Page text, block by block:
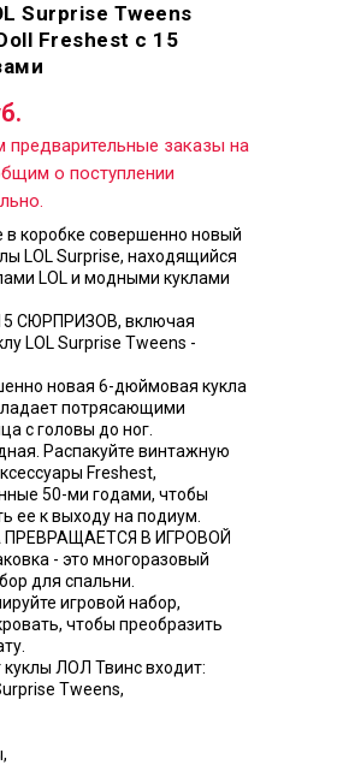
Surprise Tweens
Freshest с 15
в коробке совершенно новый
LOL Surprise, находящийся
LOL и модными куклами
СЮРПРИЗОВ, включая
LOL Surprise Tweens -
новая 6-дюймовая кукла
потрясающими
с головы до ног.
Распакуйте винтажную
Freshest,
50-ми годами, чтобы
ее к выходу на подиум.
В ИГРОВОЙ
- это многоразовый
для спальни.
игровой набор,
чтобы преобразить
куклы ЛОЛ Твинс входит:
Tweens,
предварительные заказы на
о поступлении